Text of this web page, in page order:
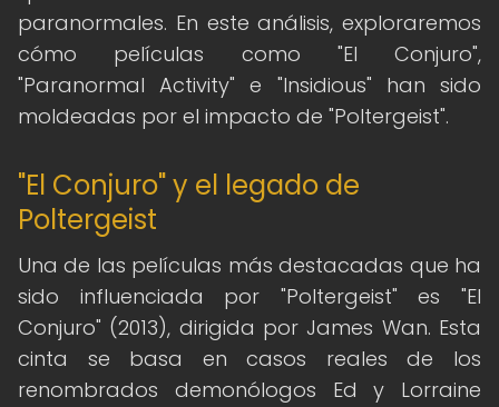
paranormales. En este análisis, exploraremos
cómo películas como "El Conjuro",
"Paranormal Activity" e "Insidious" han sido
moldeadas por el impacto de "Poltergeist".
"El Conjuro" y el legado de
Poltergeist
Una de las películas más destacadas que ha
sido influenciada por "Poltergeist" es "El
Conjuro" (2013), dirigida por James Wan. Esta
cinta se basa en casos reales de los
renombrados demonólogos Ed y Lorraine